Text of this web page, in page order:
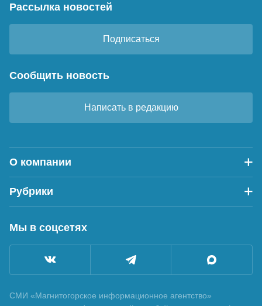
Рассылка новостей
Подписаться
Сообщить новость
Написать в редакцию
О компании
Рубрики
Мы в соцсетях
СМИ «Магнитогорское информационное агентство»